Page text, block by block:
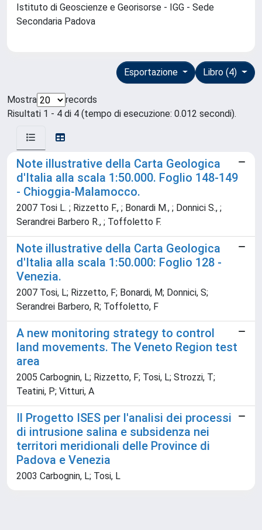
Istituto di Geoscienze e Georisorse - IGG - Sede
Secondaria Padova
Libro (4)
Esportazione
Mostra
records
Risultati 1 - 4 di 4 (tempo di esecuzione: 0.012 secondi).
Note illustrative della Carta Geologica
d'Italia alla scala 1:50.000. Foglio 148-149
- Chioggia-Malamocco.
2007 Tosi L. ; Rizzetto F., ; Bonardi M., ; Donnici S., ;
Serandrei Barbero R., ; Toffoletto F.
Note illustrative della Carta Geologica
d'Italia alla scala 1:50.000: Foglio 128 -
Venezia.
2007 Tosi, L; Rizzetto, F; Bonardi, M; Donnici, S;
Serandrei Barbero, R; Toffoletto, F
A new monitoring strategy to control
land movements. The Veneto Region test
area
2005 Carbognin, L; Rizzetto, F; Tosi, L; Strozzi, T;
Teatini, P; Vitturi, A
Il Progetto ISES per l'analisi dei processi
di intrusione salina e subsidenza nei
territori meridionali delle Province di
Padova e Venezia
2003 Carbognin, L; Tosi, L